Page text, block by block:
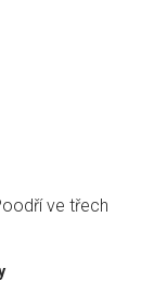
ve třech